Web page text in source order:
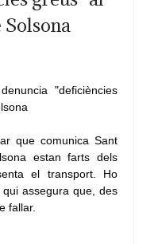
que comunica Sant
estan farts dels
el transport. Ho
assegura que, des
fallar.